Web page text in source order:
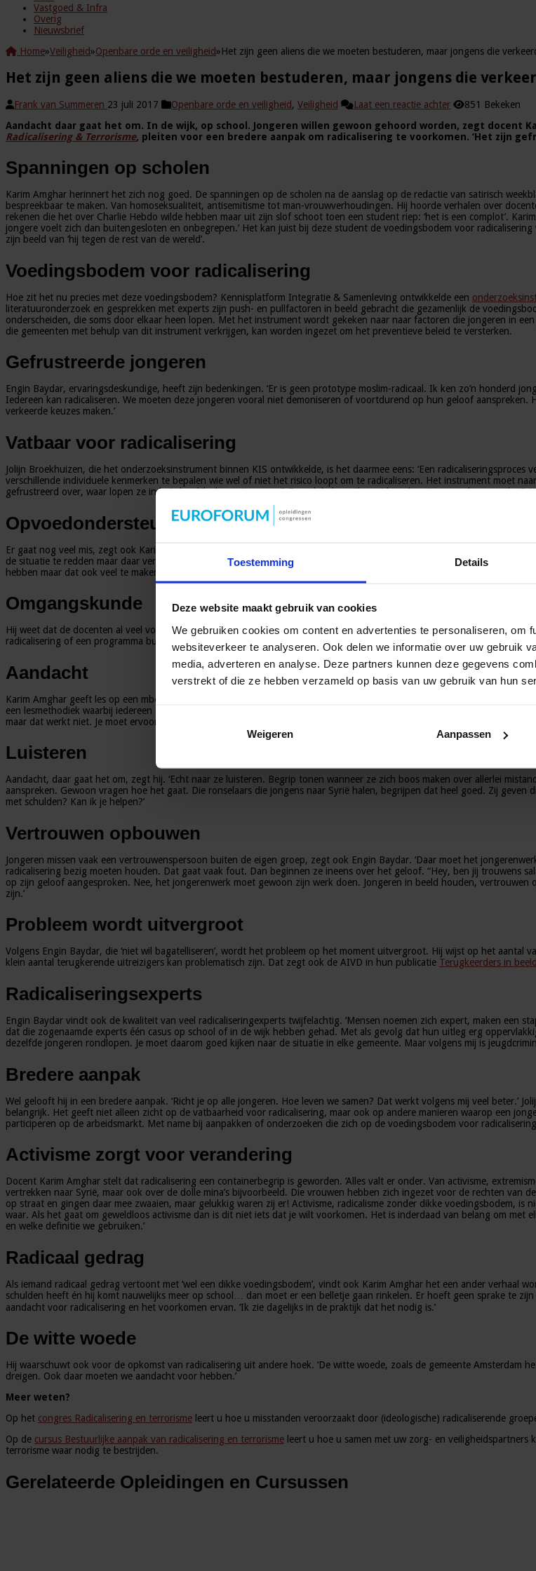
Toestemming Details
Deze website maakt gebruik van cookies
We gebruiken cookies om content en advertenties te personaliseren, om
websiteverkeer te analyseren. Ook delen we informatie over uw gebruik
media, adverteren en analyse. Deze partners kunnen deze gegevens
verstrekt of die ze hebben verzameld op basis van uw gebruik van hun
Weigeren Aanpassen
Vastgoed & Infra
Overig
Nieuwsbrief
Home»Veiligheid»Openbare orde en veiligheid»Het zijn geen aliens die we moeten bestuderen, maar jongens die
Het zijn geen aliens die we moeten bestuderen, maar jongens die
Frank van Summeren 23 juli 2017 Openbare orde en veiligheid, Veiligheid Laat een reactie achter
851 Bekeken
Aandacht daar gaat het om. In de wijk, op school. Jongeren willen gewoon gehoord worden, zegt docent
Radicalisering & Terrorisme, pleiten voor een bredere aanpak om radicalisering te voorkomen. ‘Het zijn
Spanningen op scholen
Karim Amghar herinnert het zich nog goed. De spanningen op de scholen na de aanslag op de redactie van satirisch
bespreekbaar te maken. Van homoseksualiteit, antisemitisme tot man-vrouwverhoudingen. Hij hoorde verhalen over
rekenen die het over Charlie Hebdo wilde hebben maar uit zijn slof schoot toen een student riep: ‘het is een complot’.
jongere voelt zich dan buitengesloten en onbegrepen.’ Het kan juist bij deze student de voedingsbodem voor
zijn beeld van ‘hij tegen de rest van de wereld’.
Voedingsbodem voor radicalisering
Hoe zit het nu precies met deze voedingsbodem? Kennisplatform Integratie & Samenleving ontwikkelde een
literatuuronderzoek en gesprekken met experts zijn push- en pullfactoren in beeld gebracht die gezamenlijk de
onderscheiden, die soms door elkaar heen lopen. Met het instrument wordt gekeken naar naar factoren die jongeren in
die gemeenten met behulp van dit instrument verkrijgen, kan worden ingezet om het preventieve beleid te versterken.
Gefrustreerde jongeren
Engin Baydar, ervaringsdeskundige, heeft zijn bedenkingen. ‘Er is geen prototype moslim-radicaal. Ik ken zo’n honderd
Iedereen kan radicaliseren. We moeten deze jongeren vooral niet demoniseren of voortdurend op hun geloof
verkeerde keuzes maken.’
Vatbaar voor radicalisering
Jolijn Broekhuizen, die het onderzoeksinstrument binnen KIS ontwikkelde, is het daarmee eens: ‘Een
verschillende individuele kenmerken te bepalen wie wel of niet het risico loopt om te radicaliseren. Het instrument moet
gefrustreerd over, waar lopen ze in het dagelijks leven tegenaan? En ook belangrijk: wat kan daar tegen gedaan worden?
Opvoedondersteuning
Er gaat nog veel mis, zegt ook Karim Amghar. In het onderwijs en in de wijk. Het ongemak is groot. ‘Ik heb het niet
de situatie te redden maar daar verander je niets mee. Je moet de jongeren verantwoordelijkheid laten nemen, ze leren
hebben maar dat ook veel te maken heeft met de situatie van de jongeren thuis – en wijst op het belang van
Omgangskunde
Hij weet dat de docenten al veel voor hun kiezen krijgen en onder grote tijdsdruk werken. ‘Daarom vind ik dat het vak
radicalisering of een programma burgerschap. Bij omgangskunde heeft een docent een jaar de tijd om het vertrouwen op
Aandacht
Karim Amghar geeft les op een mbo in de Randstad en daarnaast ook nog twee dagen per week op de Hogeschool
een lesmethodiek waarbij iedereen in de klas evenveel aan het woord komt, maar niemand op elkaar mag reageren. Je
maar dat werkt niet. Je moet ervoor zorgen dat de wijsheid van de jongeren zelf komt, door verhalen, verdiepende vragen.’
Luisteren
Aandacht, daar gaat het om, zegt hij. ‘Echt naar ze luisteren. Begrip tonen wanneer ze zich boos maken over allerlei
aanspreken. Gewoon vragen hoe het gaat. Die ronselaars die jongens naar Syrië halen, begrijpen dat heel goed. Zij
met schulden? Kan ik je helpen?’
Vertrouwen opbouwen
Jongeren missen vaak een vertrouwenspersoon buiten de eigen groep, zegt ook Engin Baydar. ‘Daar moet het
radicalisering bezig moeten houden. Dat gaat vaak fout. Dan beginnen ze ineens over het geloof. “Hey, ben jij trouwens
op zijn geloof aangesproken. Nee, het jongerenwerk moet gewoon zijn werk doen. Jongeren in beeld houden,
zijn.’
Probleem wordt uitvergroot
Volgens Engin Baydar, die ‘niet wil bagatelliseren’, wordt het probleem op het moment uitvergroot. Hij wijst op het aantal
klein aantal terugkerende uitreizigers kan problematisch zijn. Dat zegt ook de AIVD in hun publicatie Terugkeerders in beeld
Radicaliseringsexperts
Engin Baydar vindt ook de kwaliteit van veel radicaliseringexperts twijfelachtig. ‘Mensen noemen zich expert, maken een
dat die zogenaamde experts één casus op school of in de wijk hebben gehad. Met als gevolg dat hun uitleg erg
dezelfde jongeren rondlopen. Je moet daarom goed kijken naar de situatie in elke gemeente. Maar volgens mij is
Bredere aanpak
Wel gelooft hij in een bredere aanpak. ‘Richt je op alle jongeren. Hoe leven we samen? Dat werkt volgens mij veel beter.’
belangrijk. Het geeft niet alleen zicht op de vatbaarheid voor radicalisering, maar ook op andere manieren waarop een
participeren op de arbeidsmarkt. Met name bij aanpakken of onderzoeken die zich op de voedingsbodem voor
Activisme zorgt voor verandering
Docent Karim Amghar stelt dat radicalisering een containerbegrip is geworden. ‘Alles valt er onder. Van activisme,
vertrekken naar Syrië, maar ook over de dolle mina’s bijvoorbeeld. Die vrouwen hebben zich ingezet voor de rechten
op straat en gingen daar mee zwaaien, maar gelukkig waren zij er! Activisme, radicalisme zonder dikke voedingsbodem, is
waar. Als het gaat om geweldloos activisme dan is dit niet iets dat je wilt voorkomen. Het is inderdaad van belang om
en welke definitie we gebruiken.’
Radicaal gedrag
Als iemand radicaal gedrag vertoont met ‘wel een dikke voedingsbodem’, vindt ook Karim Amghar het een ander verhaal
schulden heeft én hij komt nauwelijks meer op school… dan moet er een belletje gaan rinkelen. Er hoeft geen sprake te
aandacht voor radicalisering en het voorkomen ervan. ‘Ik zie dagelijks in de praktijk dat het nodig is.’
De witte woede
Hij waarschuwt ook voor de opkomst van radicalisering uit andere hoek. ‘De witte woede, zoals de gemeente Amsterdam
dreigen. Ook daar moeten we aandacht voor hebben.’
Meer weten?
Op het congres Radicalisering en terrorisme leert u hoe u misstanden veroorzaakt door (ideologische) radicaliserende
Op de cursus Bestuurlijke aanpak van radicalisering en terrorisme leert u hoe u samen met uw zorg- en
terrorisme waar nodig te bestrijden.
Gerelateerde Opleidingen en Cursussen